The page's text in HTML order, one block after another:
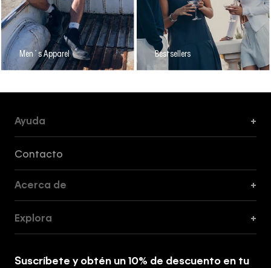
Men´s Apparel Bestsellers
Ayuda +
Contacto
Acerca de +
Explora +
Suscríbete y obtén un 10% de descuento en tu